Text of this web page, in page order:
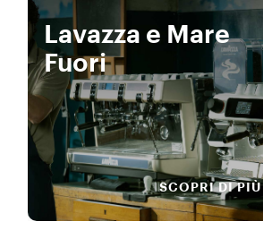
Lavazza e Mare
Fuori
SCOPRI DI PIÙ